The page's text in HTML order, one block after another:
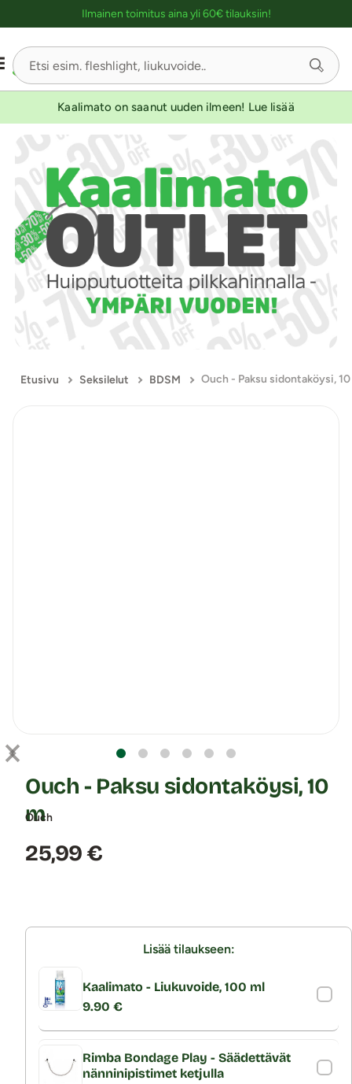
Ilmainen toimitus aina yli 60€ tilauksiin!
Kaalimato on saanut uuden ilmeen! Lue lisää
Etusivu Seksilelut BDSM Ouch - Paksu sidontaköysi,
Ouch
Ouch - Paksu sidontaköysi, 10
m
Hinta:
25,99 €
Lisää tilaukseen:
Kaalimato - Liukuvoide, 100 ml
9.90 €
Rimba Bondage Play - Säädettävät
nänninipistimet ketjulla